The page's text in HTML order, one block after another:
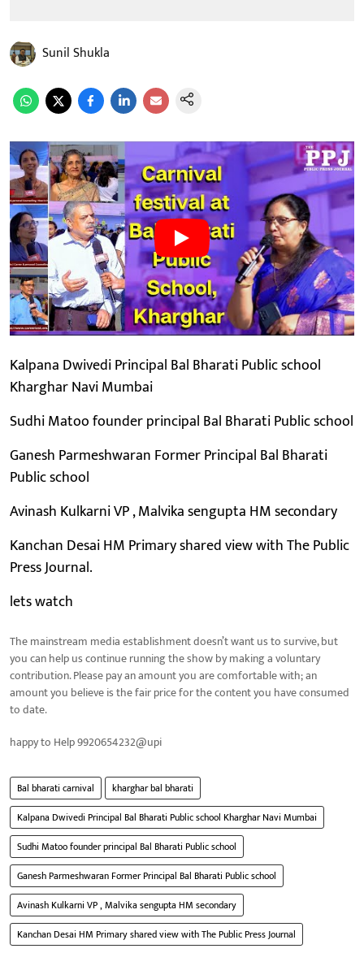
Sunil Shukla
Kalpana Dwivedi Principal Bal Bharati Public school
Kharghar Navi Mumbai
Sudhi Matoo founder principal Bal Bharati Public school
Ganesh Parmeshwaran Former Principal Bal Bharati
Public school
Avinash Kulkarni VP , Malvika sengupta HM secondary
Kanchan Desai HM Primary shared view with The Public
Press Journal.
lets watch
The mainstream media establishment doesn’t want us to survive, but
you can help us continue running the show by making a voluntary
contribution. Please pay an amount you are comfortable with; an
amount you believe is the fair price for the content you have consumed
to date.
happy to Help 9920654232@upi
Bal bharati carnival
kharghar bal bharati
Kalpana Dwivedi Principal Bal Bharati Public school Kharghar Navi Mumbai
Sudhi Matoo founder principal Bal Bharati Public school
Ganesh Parmeshwaran Former Principal Bal Bharati Public school
Avinash Kulkarni VP , Malvika sengupta HM secondary
Kanchan Desai HM Primary shared view with The Public Press Journal